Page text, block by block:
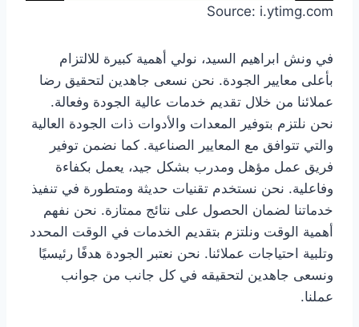
Source: i.ytimg.com
في ونش ابراهيم السيد، نولي أهمية كبيرة للالتزام
بأعلى معايير الجودة. نحن نسعى جاهدين لتحقيق رضا
عملائنا من خلال تقديم خدمات عالية الجودة وفعالة.
نحن نلتزم بتوفير المعدات والأدوات ذات الجودة العالية
والتي تتوافق مع المعايير الصناعية. كما نضمن توفير
فريق عمل مؤهل ومدرب بشكل جيد، يعمل بكفاءة
وفاعلية. نحن نستخدم تقنيات حديثة ومتطورة في تنفيذ
خدماتنا لضمان الحصول على نتائج ممتازة. نحن نفهم
أهمية الوقت ونلتزم بتقديم الخدمات في الوقت المحدد
وتلبية احتياجات عملائنا. نحن نعتبر الجودة هدفًا رئيسيًا
ونسعى جاهدين لتحقيقه في كل جانب من جوانب
عملنا.